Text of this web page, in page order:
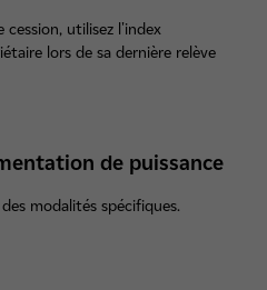
cession, utilisez l'index
lors de sa dernière relève
de puissance
modalités spécifiques.